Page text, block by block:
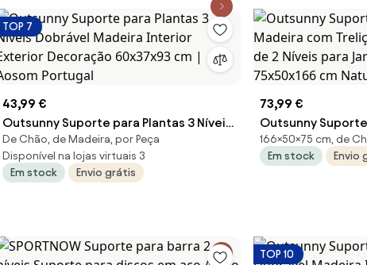
TOP 7
43,99 €
Outsunny Suporte para Plantas 3 Níveis
Dobrável Madeira Interior Exterior
Decoração 60x37x93 cm | Aosom
Portugal
De Chão, de Madeira, por Peça
Disponível na lojas virtuais 3
Em stock
Envio grátis
73,99 €
Outsunny
Madeira com
Vasos de 2 Níveis
166×50×75 cm, de
Em stock
Envio
TOP 10